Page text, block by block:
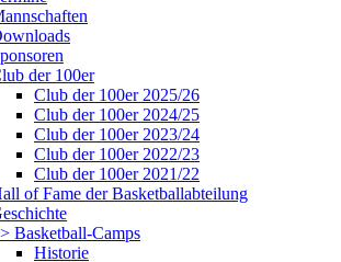
der 100er
Club der 100er 2025/26
Club der 100er 2024/25
Club der 100er 2023/24
Club der 100er 2022/23
Club der 100er 2021/22
of Fame der Basketballabteilung
Basketball-Camps
Historie